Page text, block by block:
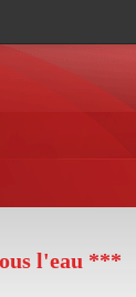
l'eau ***